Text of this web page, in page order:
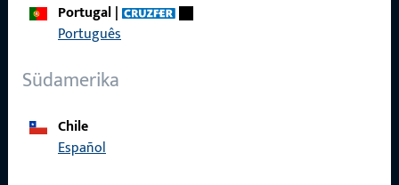
Portugal|
Português
Südamerika
Chile
Español
Produkte